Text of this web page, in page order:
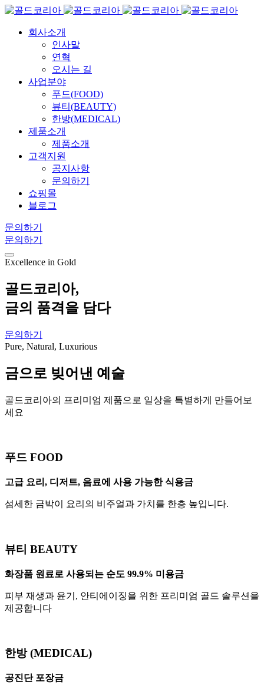
회사소개
인사말
연혁
오시는 길
사업분야
푸드(FOOD)
뷰티(BEAUTY)
한방(MEDICAL)
제품소개
제품소개
고객지원
공지사항
문의하기
쇼핑몰
블로그
문의하기
문의하기
Excellence in Gold
골드코리아,
금의 품격을 담다
문의하기
Pure, Natural, Luxurious
금으로 빚어낸 예술
골드코리아의 프리미엄 제품으로 일상을 특별하게 만들어보
세요
푸드 FOOD
고급 요리, 디저트, 음료에 사용 가능한 식용금
섬세한 금박이 요리의 비주얼과 가치를 한층 높입니다.
뷰티 BEAUTY
화장품 원료로 사용되는 순도 99.9% 미용금
피부 재생과 윤기, 안티에이징을 위한 프리미엄 골드 솔루션을
제공합니다
한방 (MEDICAL)
공진단 포장금